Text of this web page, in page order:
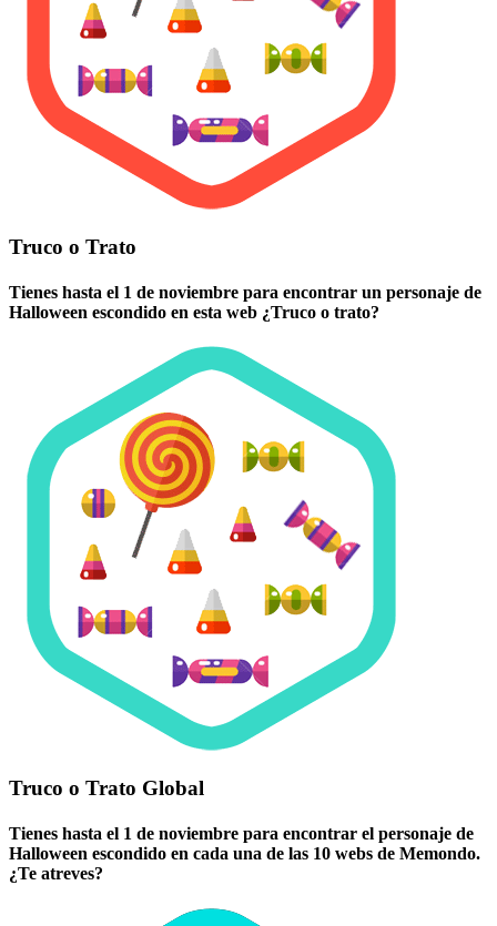
Truco o Trato
Tienes hasta el 1 de noviembre para encontrar un personaje de
Halloween escondido en esta web ¿Truco o trato?
Truco o Trato Global
Tienes hasta el 1 de noviembre para encontrar el personaje de
Halloween escondido en cada una de las 10 webs de Memondo.
¿Te atreves?